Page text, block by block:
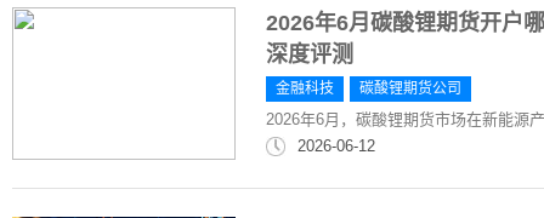
2026年6月碳酸锂期货开户
深度评测
金融科技 碳酸锂期货公司
2026年6月，碳酸锂期货市场在新能源
2026-06-12